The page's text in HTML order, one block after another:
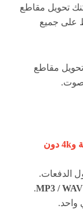
تحويل مقاطع
على جميع
مقاطع
صوت.
يساعدك على تحويل مقاطع الفيديو عالية الدقة و4k دون
الدفعات.
MP3 /
.
واحد.